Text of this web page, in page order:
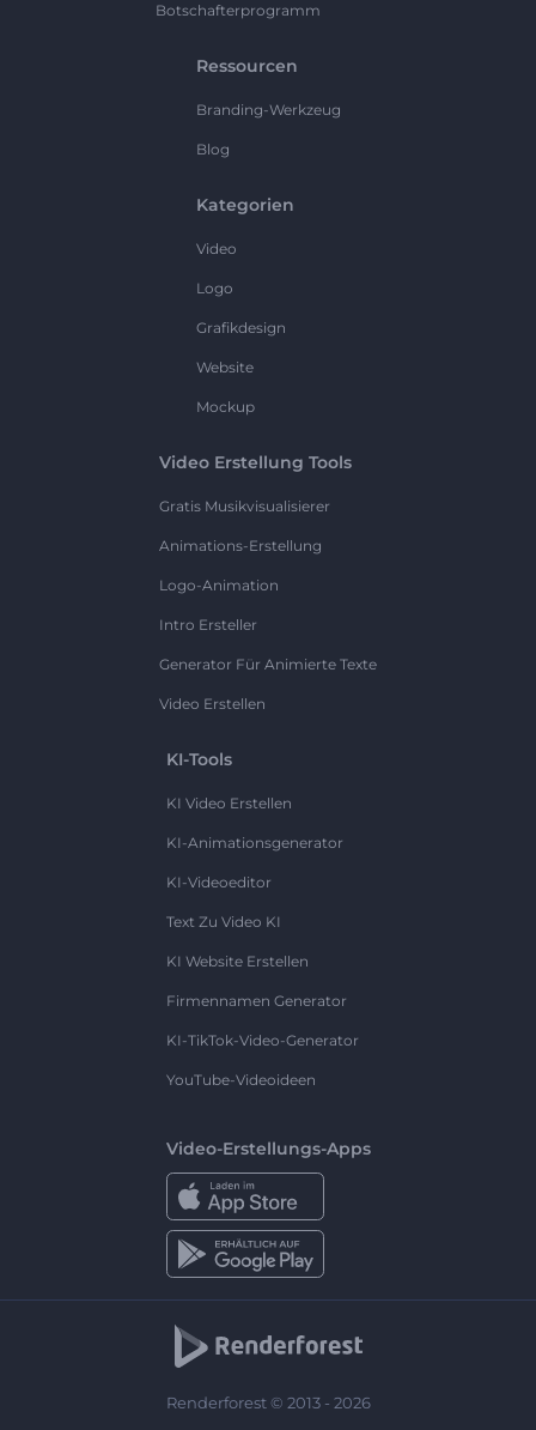
Botschafterprogramm
Ressourcen
Branding-Werkzeug
Blog
Kategorien
Video
Logo
Grafikdesign
Website
Mockup
Video Erstellung Tools
Gratis Musikvisualisierer
Animations-Erstellung
Logo-Animation
Intro Ersteller
Generator Für Animierte Texte
Video Erstellen
KI-Tools
KI Video Erstellen
KI-Animationsgenerator
KI-Videoeditor
Text Zu Video KI
KI Website Erstellen
Firmennamen Generator
KI-TikTok-Video-Generator
YouTube-Videoideen
Video-Erstellungs-Apps
Renderforest © 2013 - 2026